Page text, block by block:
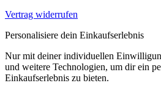
Vertrag widerrufen
Personalisiere dein Einkaufserlebnis
Nur mit deiner individuellen
und weitere Technologien, um dir ein
Einkaufserlebnis zu bieten.